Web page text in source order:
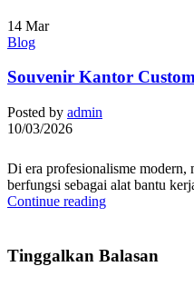
14 Mar
Blog
Souvenir Kantor
Posted by admin
10/03/2026
Di era profesionalisme modern,
berfungsi sebagai alat bantu
Continue reading
Tinggalkan Balasan